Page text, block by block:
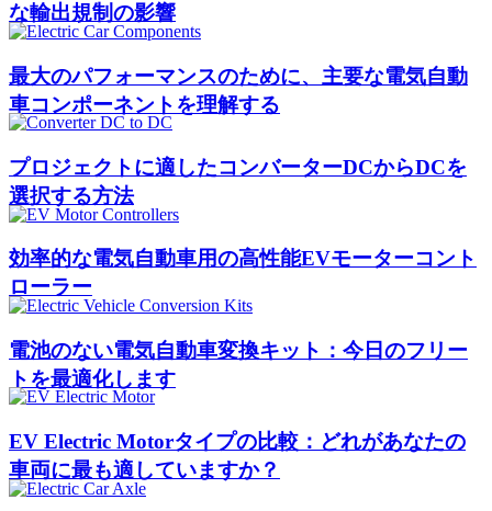
な輸出規制の影響
最大のパフォーマンスのために、主要な電気自動
車コンポーネントを理解する
プロジェクトに適したコンバーターDCからDCを
選択する方法
効率的な電気自動車用の高性能EVモーターコント
ローラー
電池のない電気自動車変換キット：今日のフリー
トを最適化します
EV Electric Motorタイプの比較：どれがあなたの
車両に最も適していますか？